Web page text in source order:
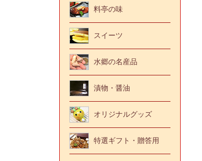
料亭の味
スイーツ
水郷の名産品
漬物・醤油
オリジナルグッズ
特選ギフト・贈答用